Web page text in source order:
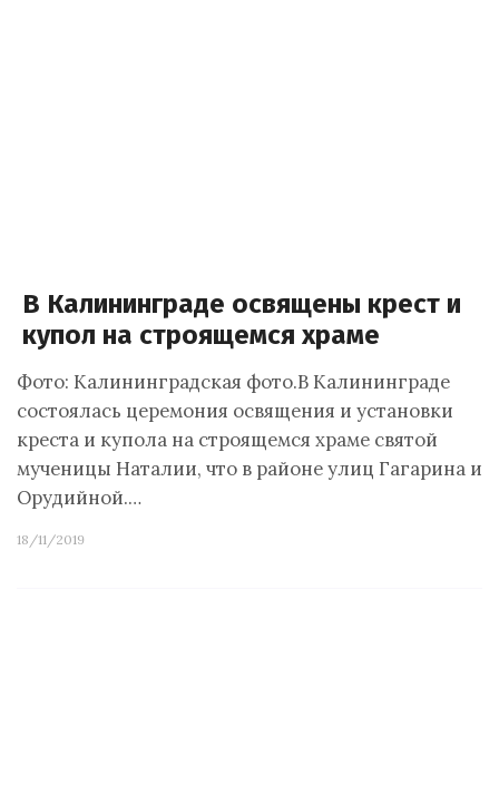
В Калининграде освящены крест и
купол на строящемся храме
Фото: Калининградская фото.В Калининграде
состоялась церемония освящения и установки
креста и купола на строящемся храме святой
мученицы Наталии, что в районе улиц Гагарина и
Орудийной.…
18/11/2019